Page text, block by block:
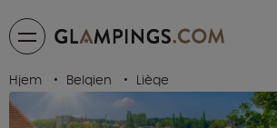
Hjem Belgien Liège